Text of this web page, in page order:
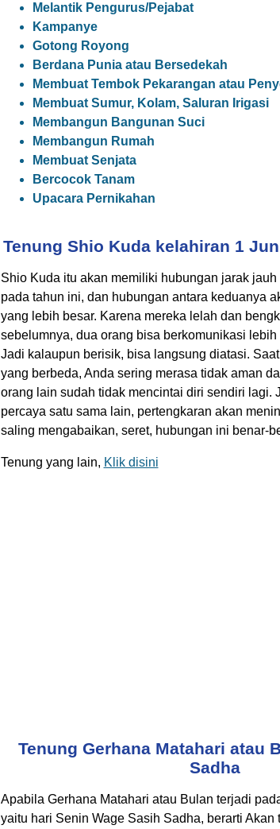
Melantik Pengurus/Pejabat
Kampanye
Gotong Royong
Berdana Punia atau Bersedekah
Membuat Tembok Pekarangan atau
Membuat Sumur, Kolam, Saluran Irigasi
Membangun Bangunan Suci
Membangun Rumah
Membuat Senjata
Bercocok Tanam
Upacara Pernikahan
Tenung Shio Kuda kelahiran 1
Shio Kuda itu akan memiliki hubungan jarak
pada tahun ini, dan hubungan antara keduanya
yang lebih besar. Karena mereka lelah dan
sebelumnya, dua orang bisa berkomunikasi
Jadi kalaupun berisik, bisa langsung diatasi.
yang berbeda, Anda sering merasa tidak aman
orang lain sudah tidak mencintai diri sendiri lagi.
percaya satu sama lain, pertengkaran akan
saling mengabaikan, seret, hubungan ini benar-
Tenung yang lain, Klik disini
Tenung Gerhana Matahari atau
Sadha
Apabila Gerhana Matahari atau Bulan terjadi
yaitu hari Senin Wage Sasih Sadha, berarti Akan